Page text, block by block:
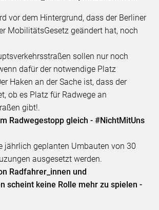
vor dem Hintergrund, dass der Berliner
MobilitätsGesetz geändert hat, noch
sollen nur noch
dafür der notwendige Platz
Haken an der Sache ist, dass der
ob es Platz für Radwege an
gibt!.
Radwegestopp gleich - #NichtMitUns
jährlich geplanten Umbauten von 30
ausgesetzt werden.
Radfahrer_innen und
scheint keine Rolle mehr zu spielen -